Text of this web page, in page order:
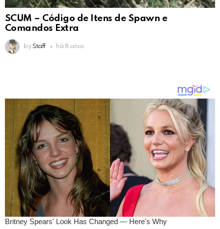
SCUM – Código de Itens de Spawn e
Comandos Extra
by Staff há 8 anos